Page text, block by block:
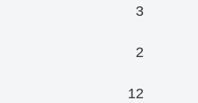
3
2
12